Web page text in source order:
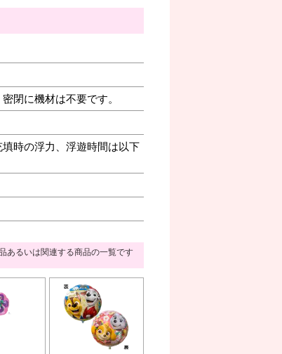
閉に機材は不要です。
時の浮力、浮遊時間は以下
あるいは関連する商品の一覧です